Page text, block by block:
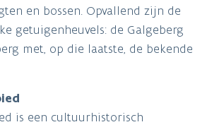
en bossen. Opvallend zijn de
getuigenheuvels: de Galgeberg
met, op die laatste, de bekende
is een cultuurhistorisch